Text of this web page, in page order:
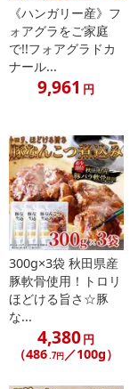
【麺】小麦粉(国内
小麦を含む)
【ソース】なたね油
脂、ポークエキス、食
し粉末、カレー粉、
ん、酒精、酸味料、
ばを含む）
・お召し上がり方：
画像参照
・その他商品仕様：
【栄養成分表示 1食
熱量：390kcal
たんぱく質：9.4g
脂質：12.3g
炭水化物：60.3g
食塩相当量：4.4g
（この表示値は目安
・注意事項：
《ハンガリー産》フ
ォアグラをご家庭
で!!フォアグラドカ
ナール...
9,961 円
300g×3袋 秋田県産
豚軟骨使用！トロリ
ほどける旨さ☆豚
な...
4,380円
（486.7円／100g）